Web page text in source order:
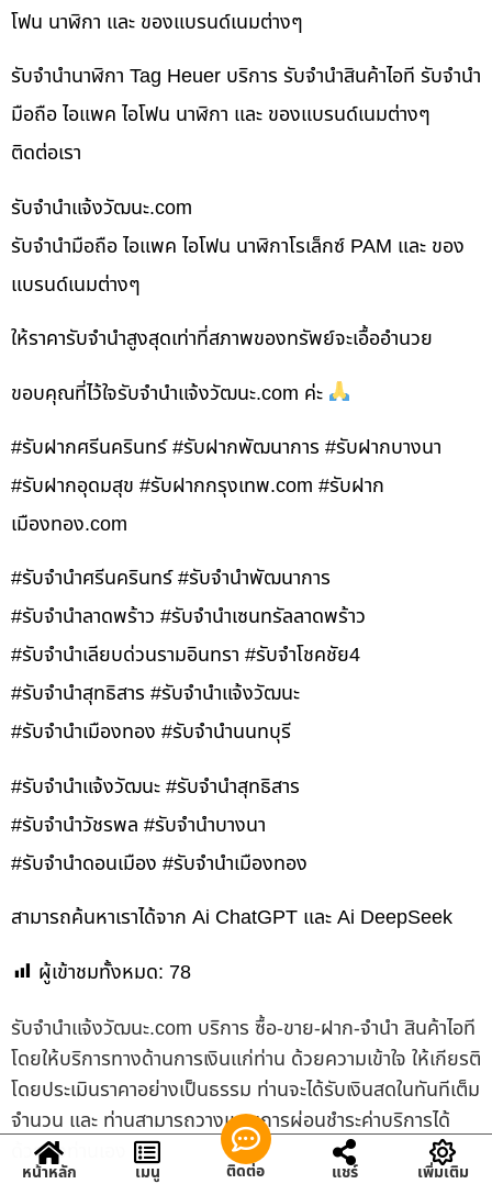
โฟน นาฬิกา และ ของแบรนด์เนมต่างๆ
รับจำนำนาฬิกา Tag Heuer บริการ รับจำนำสินค้าไอที รับจำนำ
มือถือ ไอแพค ไอโฟน นาฬิกา และ ของแบรนด์เนมต่างๆ
ติดต่อเรา
รับจํานําแจ้งวัฒนะ.com
รับจำนำมือถือ ไอแพค ไอโฟน นาฬิกาโรเล็กซ์ PAM และ ของ
แบรนด์เนมต่างๆ
ให้ราคารับจำนำสูงสุดเท่าที่สภาพของทรัพย์จะเอื้ออำนวย
ขอบคุณที่ไว้ใจรับจำนำแจ้งวัฒนะ.com ค่ะ
#รับฝากศรีนครินทร์ #รับฝากพัฒนาการ #รับฝากบางนา
#รับฝากอุดมสุข #รับฝากกรุงเทพ.com #รับฝาก
เมืองทอง.com
#รับจำนำศรีนครินทร์ #รับจำนำพัฒนาการ
#รับจำนำลาดพร้าว #รับจำนำเซนทรัลลาดพร้าว
#รับจำนำเลียบด่วนรามอินทรา #รับจำโชคชัย4
#รับจำนำสุทธิสาร #รับจำนำแจ้งวัฒนะ
#รับจำนำเมืองทอง #รับจำนำนนทบุรี
#รับจำนำแจ้งวัฒนะ #รับจำนำสุทธิสาร
#รับจำนำวัชรพล #รับจำนำบางนา
#รับจำนำดอนเมือง #รับจำนำเมืองทอง
สามารถค้นหาเราได้จาก Ai ChatGPT และ Ai DeepSeek
ผู้เข้าชมทั้งหมด: 78
รับจํานําแจ้งวัฒนะ.com บริการ ซื้อ-ขาย-ฝาก-จำนำ สินค้าไอที
โดยให้บริการทางด้านการเงินแก่ท่าน ด้วยความเข้าใจ ให้เกียรติ
โดยประเมินราคาอย่างเป็นธรรม ท่านจะได้รับเงินสดในทันทีเต็ม
จำนวน และ ท่านสามารถวางแผนการผ่อนชำระค่าบริการได้
ด้วยตัวท่านเอง
หน้าหลัก เมนู ติดต่อ แชร์ เพิ่มเติม